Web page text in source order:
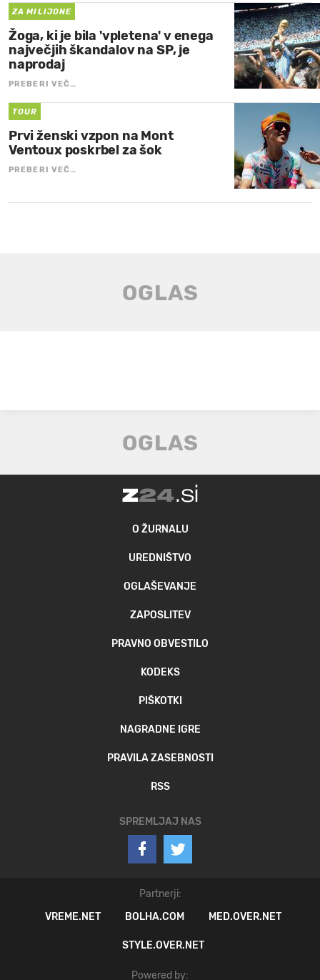
ZA MILIJONE
Žoga, ki je bila 'vpletena' v enega
največjih škandalov na SP, je
naprodaj
PREBERI VEČ…
TOUR
Prvi ženski vzpon na Mont
Ventoux poskrbel za šok
PREBERI VEČ…
O ŽURNALU
UREDNIŠTVO
OGLAŠEVANJE
ZAPOSLITEV
PRAVNO OBVESTILO
KODEKS
PIŠKOTKI
NAGRADNE IGRE
PRAVILA ZASEBNOSTI
RSS
SPREMLJAJ NAS
Partnerji:
VREME.NET
BOLHA.COM MED.OVER.NET
STYLE.OVER.NET
Powered by: